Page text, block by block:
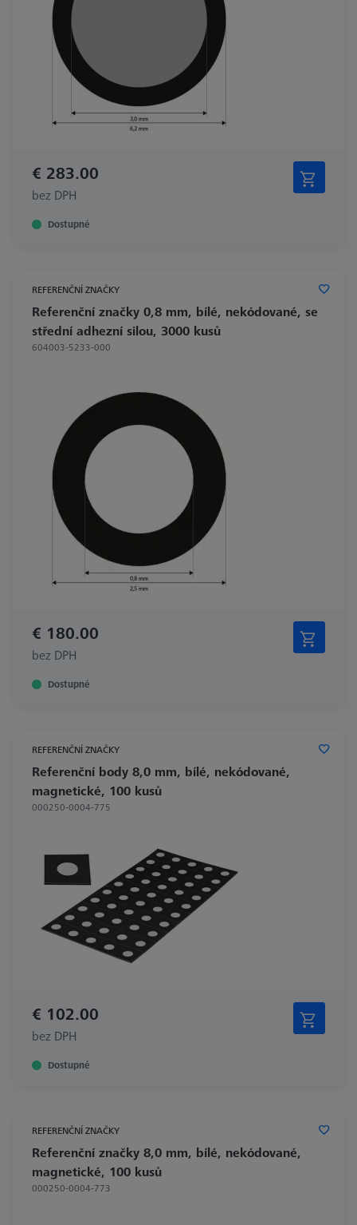
€ 283.00
bez DPH
Dostupné
REFERENČNÍ ZNAČKY
Referenční značky 0,8 mm, bílé, nekódované, se
střední adhezní silou, 3000 kusů
604003-5233-000
€ 180.00
bez DPH
Dostupné
REFERENČNÍ ZNAČKY
Referenční body 8,0 mm, bílé, nekódované,
magnetické, 100 kusů
000250-0004-775
€ 102.00
bez DPH
Dostupné
REFERENČNÍ ZNAČKY
Referenční značky 8,0 mm, bílé, nekódované,
magnetické, 100 kusů
000250-0004-773